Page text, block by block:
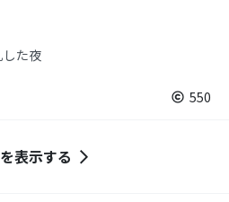
した夜
550
表示する